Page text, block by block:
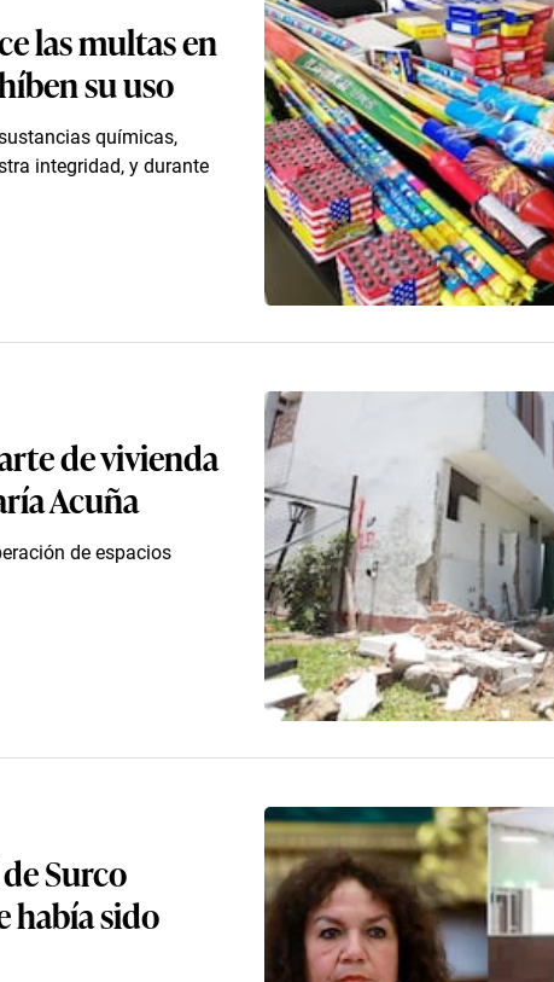
las multas en
su uso
químicas,
integridad, y durante
de vivienda
Acuña
de espacios
Surco
había sido